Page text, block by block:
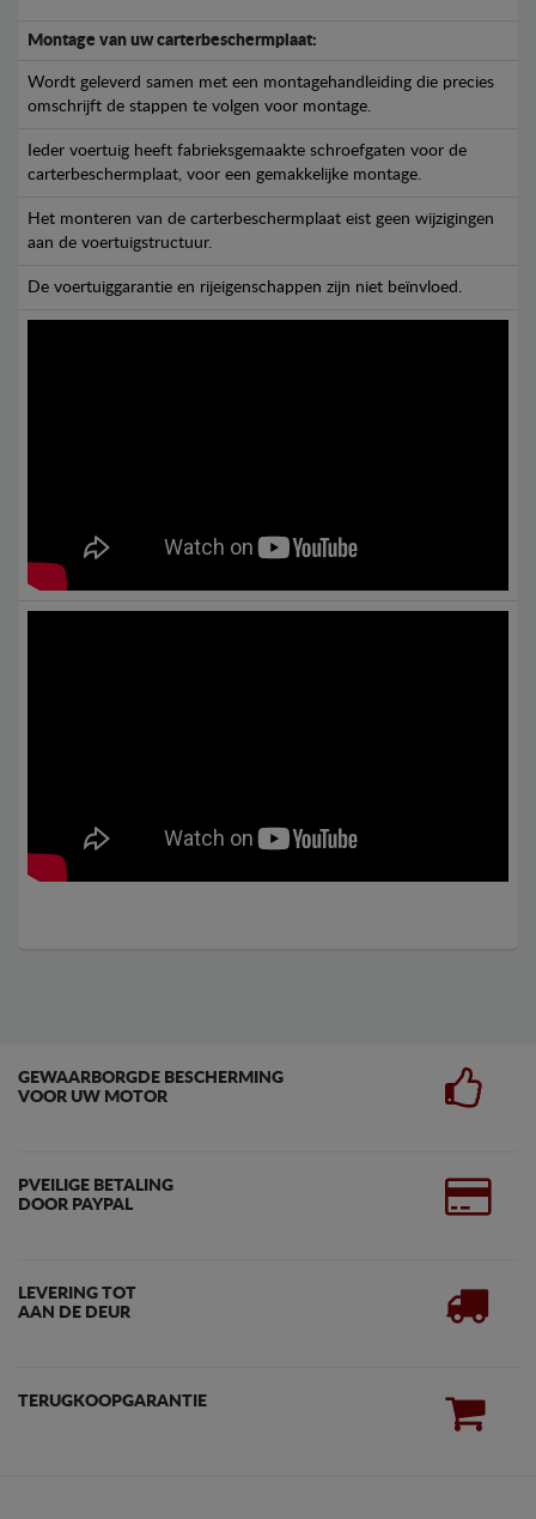
Montage van uw carterbeschermplaat:
Wordt geleverd samen met een montagehandleiding die precies
omschrijft de stappen te volgen voor montage.
Ieder voertuig heeft fabrieksgemaakte schroefgaten voor de
carterbeschermplaat, voor een gemakkelijke montage.
Het monteren van de carterbeschermplaat eist geen wijzigingen
aan de voertuigstructuur.
De voertuiggarantie en rijeigenschappen zijn niet beïnvloed.
GEWAARBORGDE BESCHERMING
VOOR UW MOTOR
PVEILIGE BETALING
DOOR PAYPAL
LEVERING TOT
AAN DE DEUR
TERUGKOOPGARANTIE